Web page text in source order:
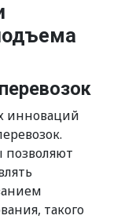
инноваций
такого